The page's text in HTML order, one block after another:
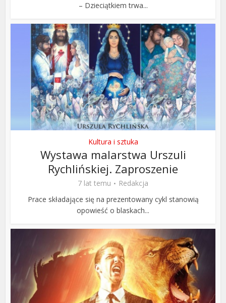
– Dzieciątkiem trwa...
Kultura i sztuka
Wystawa malarstwa Urszuli
Rychlińskiej. Zaproszenie
7 lat temu
Redakcja
Prace składające się na prezentowany cykl stanowią
opowieść o blaskach...